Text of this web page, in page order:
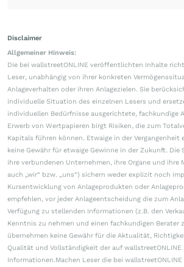
Disclaimer
Allgemeiner Hinweis:
Die bei wallstreetONLINE veröffentlichten Inhalte
Leser, unabhängig von ihrer konkreten
Anlageverhalten oder ihren Anlagezielen. Sie
individuelle Situation des einzelnen Lesers und
individuellen Bedürfnisse ausgerichtete, fachkundige
Erwerb von Wertpapieren birgt Risiken, die zum
Kapitals führen können. Etwaige in der Vergangenheit
keine Gewähr für etwaige Gewinne in der Zukunft. Die
ihre verbundenen Unternehmen, ihre Organe und ihre
auch „wir“ bzw. „uns“) sichern weder explizit noch
Kursentwicklung von Anlageprodukten oder
empfehlen, vor jeder Anlageentscheidung die zum
Verfügung zu stellenden Informationen (z.B. den
Kenntnis zu nehmen und einen fachkundigen Berater
übernehmen keine Gewähr für die Aktualität,
Qualität und Vollständigkeit der auf wallstreetONLINE
Informationen.Machen Leser die bei